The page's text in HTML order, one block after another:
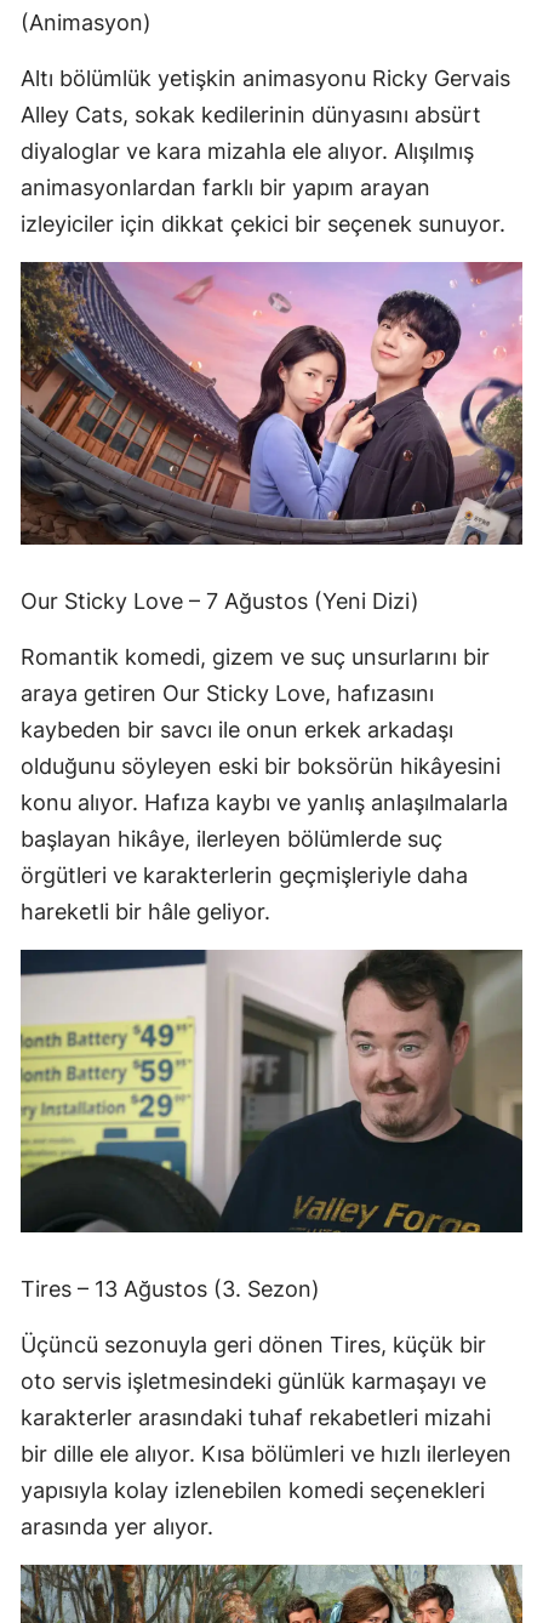
(Animasyon)
Altı bölümlük yetişkin animasyonu Ricky Gervais
Alley Cats, sokak kedilerinin dünyasını absürt
diyaloglar ve kara mizahla ele alıyor. Alışılmış
animasyonlardan farklı bir yapım arayan
izleyiciler için dikkat çekici bir seçenek sunuyor.
Our Sticky Love – 7 Ağustos (Yeni Dizi)
Romantik komedi, gizem ve suç unsurlarını bir
araya getiren Our Sticky Love, hafızasını
kaybeden bir savcı ile onun erkek arkadaşı
olduğunu söyleyen eski bir boksörün hikâyesini
konu alıyor. Hafıza kaybı ve yanlış anlaşılmalarla
başlayan hikâye, ilerleyen bölümlerde suç
örgütleri ve karakterlerin geçmişleriyle daha
hareketli bir hâle geliyor.
Tires – 13 Ağustos (3. Sezon)
Üçüncü sezonuyla geri dönen Tires, küçük bir
oto servis işletmesindeki günlük karmaşayı ve
karakterler arasındaki tuhaf rekabetleri mizahi
bir dille ele alıyor. Kısa bölümleri ve hızlı ilerleyen
yapısıyla kolay izlenebilen komedi seçenekleri
arasında yer alıyor.